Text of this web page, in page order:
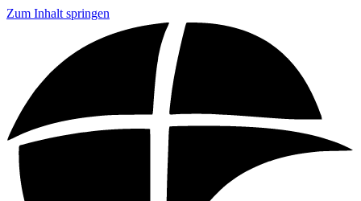
Zum Inhalt springen